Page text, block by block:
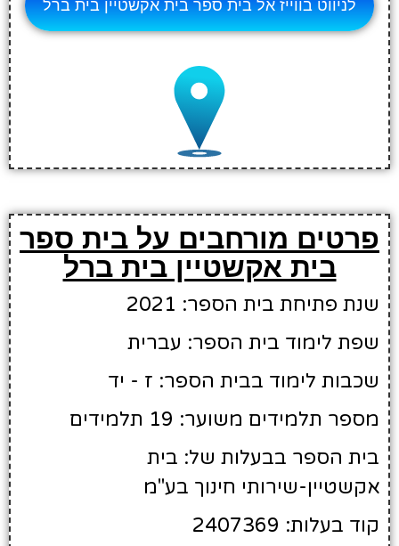
לניווט בווייז אל בית ספר בית אקשטיין בית ברל
פרטים מורחבים על בית ספר
בית אקשטיין בית ברל
שנת פתיחת בית הספר: 2021
שפת לימוד בית הספר: עברית
שכבות לימוד בבית הספר: ז - יד
מספר תלמידים משוער: 19 תלמידים
בית הספר בבעלות של: בית
אקשטיין-שירותי חינוך בע"מ
קוד בעלות: 2407369